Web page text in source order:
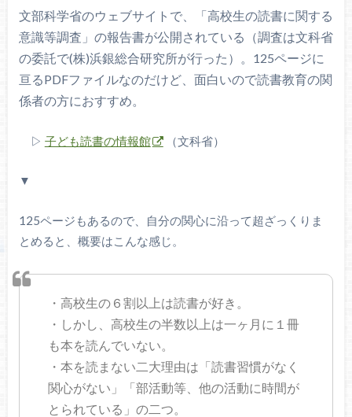
文部科学省のウェブサイトで、「高校生の読書に関する
意識等調査」の報告書が公開されている（調査は文科省
の委託で(株)浜銀総合研究所が行った）。125ページに
亘るPDFファイルなのだけど、面白いので読書教育の関
係者の方におすすめ。
▷ 子ども読書の情報館 （文科省）
▼
125ページもあるので、自分の関心に沿って超ざっくりま
とめると、概要はこんな感じ。
・高校生の６割以上は読書が好き。
・しかし、高校生の半数以上は一ヶ月に１冊
も本を読んでいない。
・本を読まない二大理由は「読書習慣がなく
関心がない」「部活動等、他の活動に時間が
とられている」の二つ。